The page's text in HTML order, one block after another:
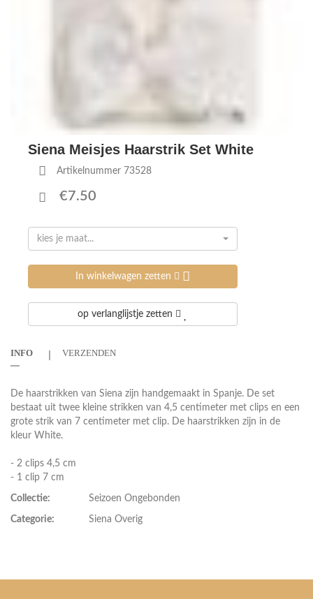
Siena Meisjes Haarstrik Set White
Artikelnummer 73528
€7.50
kies je maat...
In winkelwagen zetten
op verlanglijstje zetten
INFO VERZENDEN
De haarstrikken van Siena zijn handgemaakt in Spanje. De set
bestaat uit twee kleine strikken van 4,5 centimeter met clips en een
grote strik van 7 centimeter met clip. De haarstrikken zijn in de
kleur White.
- 2 clips 4,5 cm
- 1 clip 7 cm
Collectie: Seizoen Ongebonden
Categorie: Siena Overig